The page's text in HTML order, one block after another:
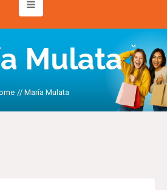
Mulata
// María Mulata